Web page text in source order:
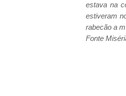
estava na
estiveram
rabecão a
Fonte